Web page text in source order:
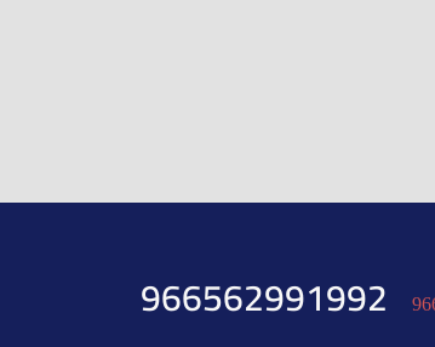
966562991992